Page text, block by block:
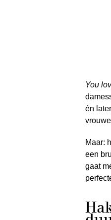
You
én
Maar:
een
gaat